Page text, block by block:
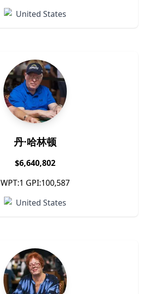
United States
丹·哈林顿
$6,640,802
WPT:1 GPI:100,587
United States